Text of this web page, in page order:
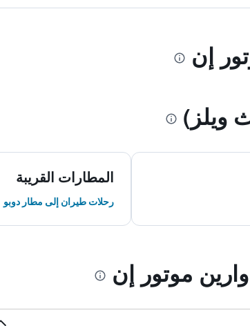
إن
ويلز)
المطارات القريبة
رحلات طيران إلى مطار دوبو
موتور إن